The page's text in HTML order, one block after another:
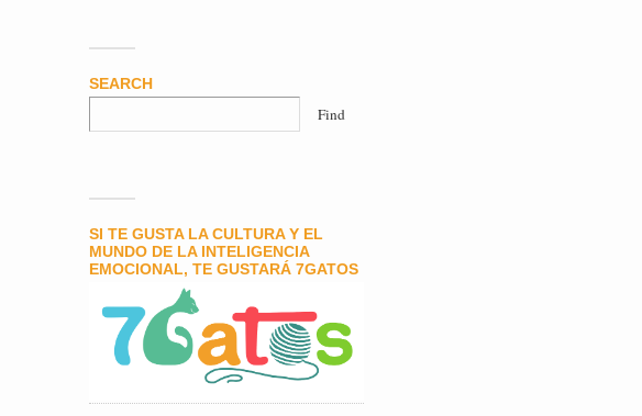
SEARCH
SI TE GUSTA LA CULTURA Y EL
MUNDO DE LA INTELIGENCIA
EMOCIONAL, TE GUSTARÁ 7GATOS